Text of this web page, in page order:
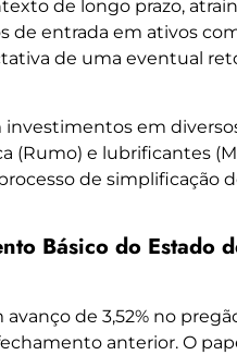
de longo prazo,
de entrada em ativos
de uma eventual
em
(Rumo) e lubrificantes
de simplificação
Básico do Estado
de 3,52% no
anterior. O